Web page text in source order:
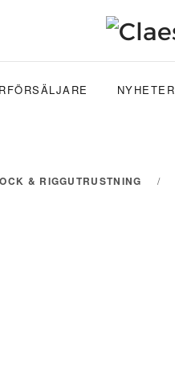
NYHETER
& RIGGUTRUSTNING